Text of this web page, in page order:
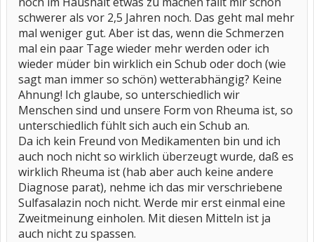
schwerer als vor 2,5 Jahren noch. Das geht mal mehr
mal weniger gut. Aber ist das, wenn die Schmerzen
mal ein paar Tage wieder mehr werden oder ich
wieder müder bin wirklich ein Schub oder doch (wie
sagt man immer so schön) wetterabhängig? Keine
Ahnung! Ich glaube, so unterschiedlich wir
Menschen sind und unsere Form von Rheuma ist, so
unterschiedlich fühlt sich auch ein Schub an.
Da ich kein Freund von Medikamenten bin und ich
auch noch nicht so wirklich überzeugt wurde, daß es
wirklich Rheuma ist (hab aber auch keine andere
Diagnose parat), nehme ich das mir verschriebene
Sulfasalazin noch nicht. Werde mir erst einmal eine
Zweitmeinung einholen. Mit diesen Mitteln ist ja
auch nicht zu spassen.